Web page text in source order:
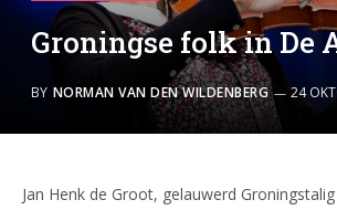
Groningse folk in De
BY NORMAN VAN DEN WILDENBERG 24
Jan Henk de Groot, gelauwerd